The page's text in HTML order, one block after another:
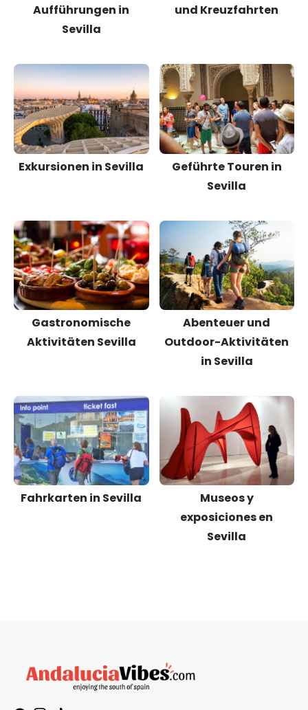
Aufführungen in
Sevilla
und Kreuzfahrten
Exkursionen in Sevilla
Geführte Touren in
Sevilla
Gastronomische
Aktivitäten Sevilla
Abenteuer und
Outdoor-Aktivitäten
in Sevilla
Fahrkarten in Sevilla
Museos y
exposiciones en
Sevilla